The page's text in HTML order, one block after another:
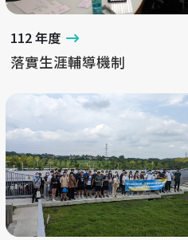
112 年度
落實生涯輔導機制